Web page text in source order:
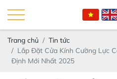
Trang chủ
Tin tức
Lắp Đặt Cửa Kính Cường Lực
Định Mới Nhất 2025